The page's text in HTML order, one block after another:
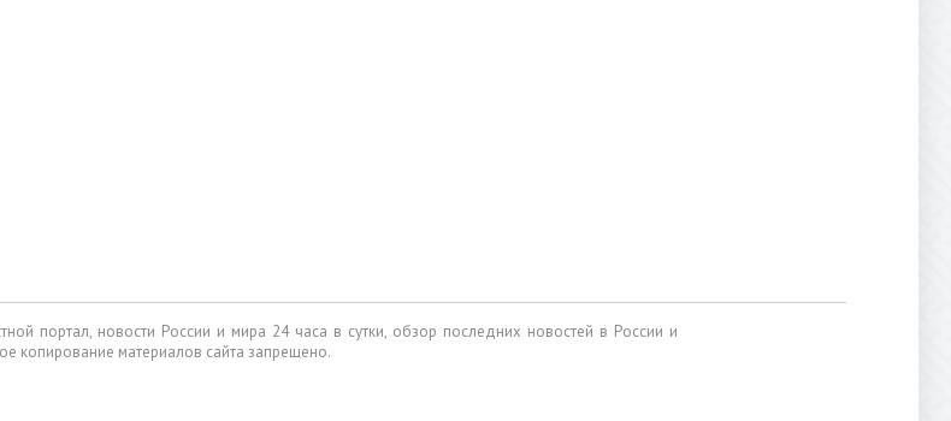
портал, новости России и мира 24 часа в сутки, обзор последних новостей в России и
копирование материалов сайта запрещено.